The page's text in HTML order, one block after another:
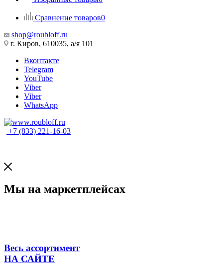
Сравнение товаров0
shop@roubloff.ru
г. Киров, 610035, а/я 101
Вконтакте
Telegram
YouTube
Viber
Viber
WhatsApp
+7 (833) 221-16-03
Мы на маркетплейсах
Весь ассортимент
НА САЙТЕ